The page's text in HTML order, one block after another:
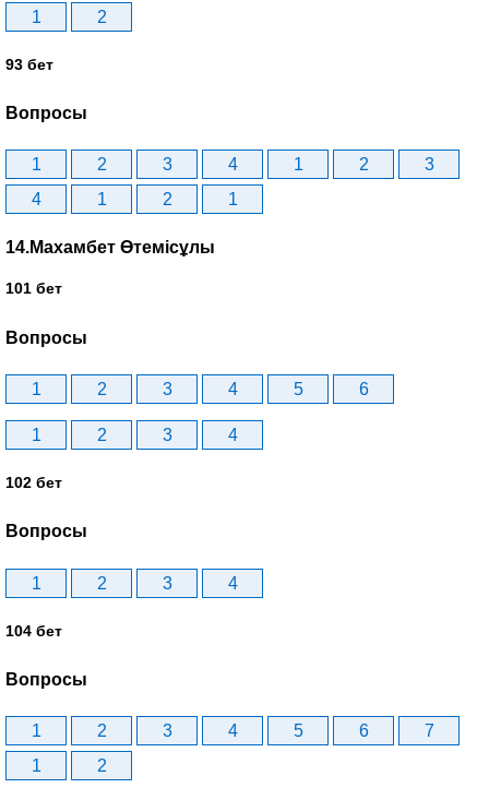
1 2
93 бет
Вопросы
1 2 3 4 1 2
3
4
1 2 1
14.Махамбет Өтемісұлы
101 бет
Вопросы
1 2 3 4 5 6
1 2 3 4
102 бет
Вопросы
1 2 3 4
104 бет
Вопросы
1 2 3 4 5 6
7
1
2